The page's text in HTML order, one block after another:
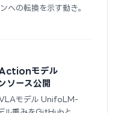
への転換を示す動き。
モデル
ソース公開
モデル UnifoLM-